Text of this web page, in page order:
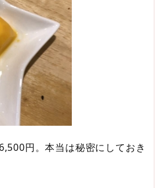
円。本当は秘密にしておき